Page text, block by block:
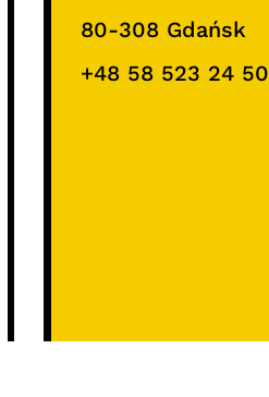
80-308 Gdańsk
+48 58 523 24 50